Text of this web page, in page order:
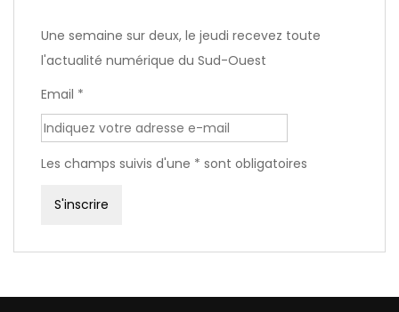
Une semaine sur deux, le jeudi recevez toute
l'actualité numérique du Sud-Ouest
Email *
Les champs suivis d'une * sont obligatoires